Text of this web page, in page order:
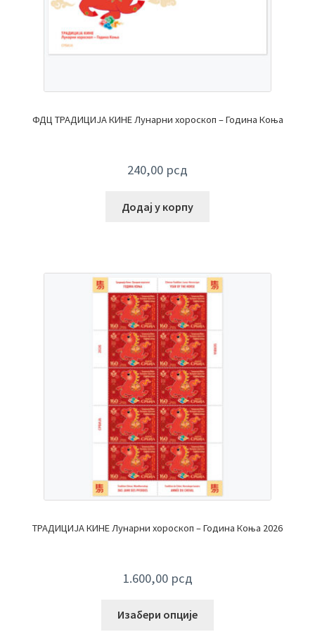
ФДЦ ТРАДИЦИЈА КИНЕ Лунарни хороскоп – Година Коња
240,00 рсд
Додај у корпу
ТРАДИЦИЈА КИНЕ Лунарни хороскоп – Година Коња 2026
1.600,00 рсд
Изабери опције